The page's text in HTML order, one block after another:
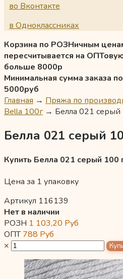
во Вконтакте
в Одноклассниках
Корзина по РОЗНичным
пересчитывается на
больше 8000р
Минимальная сумма заказа
5000руб
Главная → Пряжа по
Bella 100г → Белла 021 серый
Белла 021 серый
Купить Белла 021 серый 100
Цена за 1 упаковку
Артикул 116139
Нет в наличии
РОЗН 1 103,20 Руб
ОПТ788 Руб
×